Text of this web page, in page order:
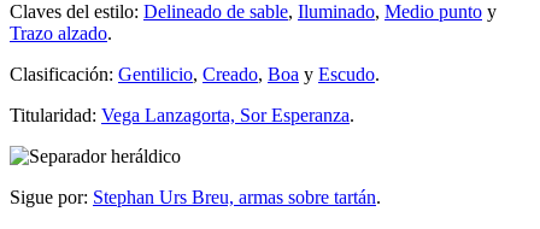
Claves del estilo: Delineado de sable, Iluminado, Medio punto y
Trazo alzado.
Clasificación: Gentilicio, Creado, Boa y Escudo.
Titularidad: Vega Lanzagorta, Sor Esperanza.
Sigue por: Stephan Urs Breu, armas sobre tartán.